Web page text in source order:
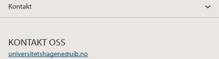
Kontakt
KONTAKT OSS
universitetshagene@uib.no